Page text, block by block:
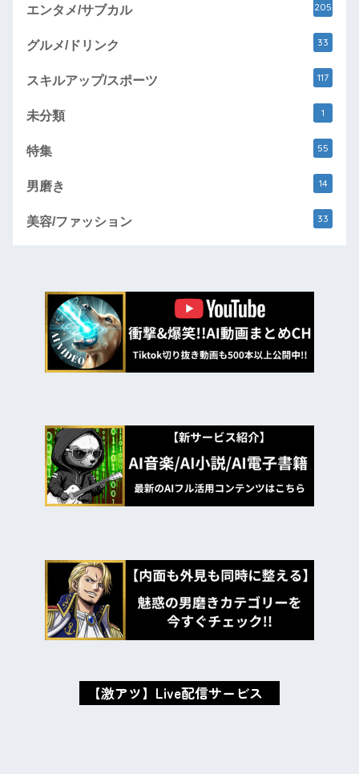
エンタメ/サブカル 205
グルメ/ドリンク 33
スキルアップ/スポーツ 117
未分類 1
特集 55
男磨き 14
美容/ファッション 33
oxMISAox
【激アツ】Live配信サービス